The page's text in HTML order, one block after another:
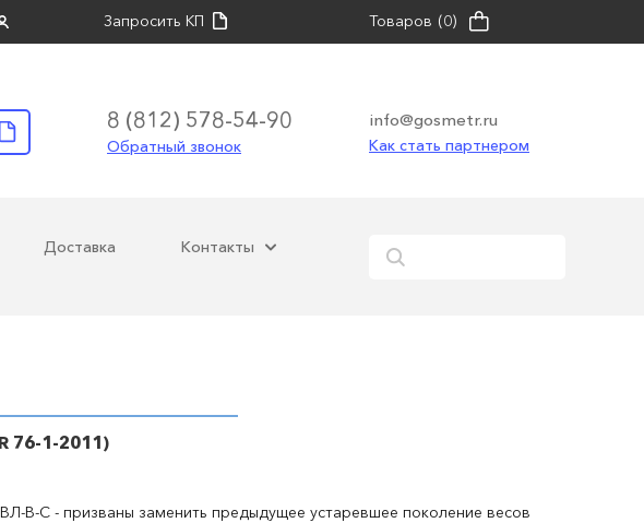
Запросить КП Товаров (0)
8 (812) 578-54-90
Обратный звонок
info@gosmetr.ru
Как стать партнером
Доставка Контакты
76-1-2011)
В-С - призваны заменить предыдущее устаревшее поколение весов